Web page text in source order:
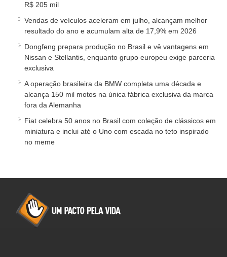
R$ 205 mil
Vendas de veículos aceleram em julho, alcançam melhor
resultado do ano e acumulam alta de 17,9% em 2026
Dongfeng prepara produção no Brasil e vê vantagens em
Nissan e Stellantis, enquanto grupo europeu exige parceria
exclusiva
A operação brasileira da BMW completa uma década e
alcança 150 mil motos na única fábrica exclusiva da marca
fora da Alemanha
Fiat celebra 50 anos no Brasil com coleção de clássicos em
miniatura e inclui até o Uno com escada no teto inspirado
no meme